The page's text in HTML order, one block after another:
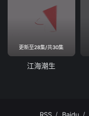
更新至28集/共30集
江海潮生